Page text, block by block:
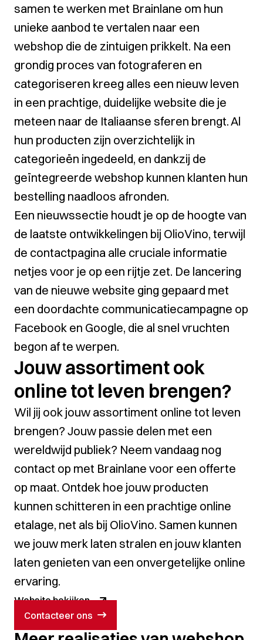
samen te werken met Brainlane om hun
unieke aanbod te vertalen naar een
webshop die de zintuigen prikkelt. Na een
grondig proces van fotograferen en
categoriseren kreeg alles een nieuw leven
in een prachtige, duidelijke website die je
meteen naar de Italiaanse sferen brengt. Al
hun producten zijn overzichtelijk in
categorieën ingedeeld, en dankzij de
geïntegreerde webshop kunnen klanten hun
bestelling naadloos afronden.
Een nieuwssectie houdt je op de hoogte van
de laatste ontwikkelingen bij OlioVino, terwijl
de contactpagina alle cruciale informatie
netjes voor je op een rijtje zet. De lancering
van de nieuwe website ging gepaard met
een doordachte communicatiecampagne op
Facebook en Google, die al snel vruchten
begon af te werpen.
Jouw assortiment ook
online tot leven brengen?
Wil jij ook jouw assortiment online tot leven
brengen? Jouw passie delen met een
wereldwijd publiek? Neem vandaag nog
contact op met Brainlane voor een offerte
op maat. Ontdek hoe jouw producten
kunnen schitteren in een prachtige online
etalage, net als bij OlioVino. Samen kunnen
we jouw merk laten stralen en jouw klanten
laten genieten van een onvergetelijke online
ervaring.
Website bekijken
Contacteer ons